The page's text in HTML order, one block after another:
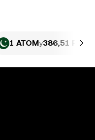
1 ATOMу386,51 PKR